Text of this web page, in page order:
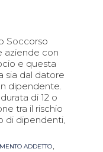
Soccorso
aziende con
e questa
sia dal datore
dipendente.
di 12 o
tra il rischio
di dipendenti,
ADDETTO,